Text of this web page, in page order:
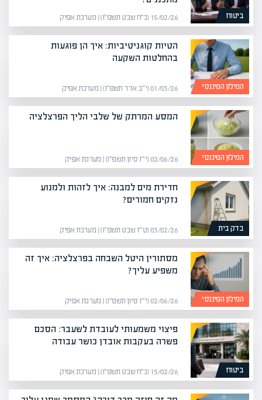
ביטוח 15/02/26 (כ״ח שבט תשפ״ו) | מערכת אפיק
המילון הפיננסי
הטיות קוגניטיביות: איך הן פוגעות
בהחלטות השקעה
01/03/26 (י״ב אדר תשפ״ו) | מערכת אפיק
המילון הפיננסי
המסע המרתק של שלבי הליך הפרצלציה
02/06/26 (י״ז סיון תשפ״ו) | מערכת אפיק
בדק בית
חדירת מים למבנה: איך לזהות ולמנוע
נזקים חמורים?
03/02/26 (ט״ז שבט תשפ״ו) | מערכת אפיק
המילון הפיננסי
מסתורין היטל השבחה בפרצלציה: איך זה
משפיע עליך?
02/06/26 (י״ז סיון תשפ״ו) | מערכת אפיק
ביטוח
פיצוי משמעותי לעובדת לשעבר: הסכם
פשרה בעקבות אובדן כושר עבודה
15/02/26 (כ״ח שבט תשפ״ו) | מערכת אפיק